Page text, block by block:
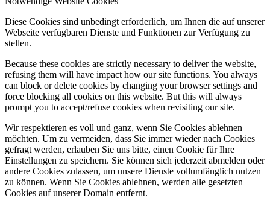
Diese Cookies sind unbedingt erforderlich, um Ihnen die auf unserer
Webseite verfügbaren Dienste und Funktionen zur Verfügung zu
stellen.
Because these cookies are strictly necessary to deliver the website,
refusing them will have impact how our site functions. You always
can block or delete cookies by changing your browser settings and
force blocking all cookies on this website. But this will always
prompt you to accept/refuse cookies when revisiting our site.
Wir respektieren es voll und ganz, wenn Sie Cookies ablehnen
möchten. Um zu vermeiden, dass Sie immer wieder nach Cookies
gefragt werden, erlauben Sie uns bitte, einen Cookie für Ihre
Einstellungen zu speichern. Sie können sich jederzeit abmelden oder
andere Cookies zulassen, um unsere Dienste vollumfänglich nutzen
zu können. Wenn Sie Cookies ablehnen, werden alle gesetzten
Cookies auf unserer Domain entfernt.